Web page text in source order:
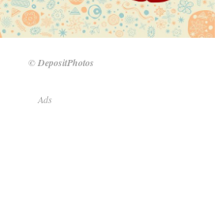
© DepositPhotos
Ads